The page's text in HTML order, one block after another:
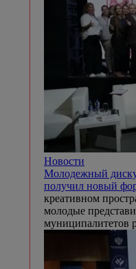
Новости
Молодежный
получил новый
креативном
молодые
муниципалитетов